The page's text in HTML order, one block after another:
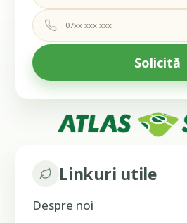
Linkuri utile
Despre noi